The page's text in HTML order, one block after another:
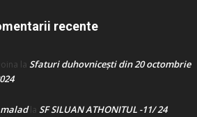
recente
la Sfaturi duhovnicești din 20 octombrie
la SF SILUAN ATHONITUL -11/ 24